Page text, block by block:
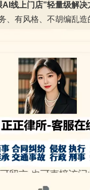
AI线上门店”轻量级解决
、有风格、不胡编乱造